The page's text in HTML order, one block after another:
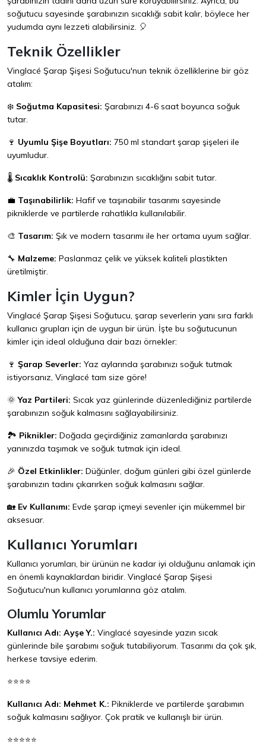
soğutucu sayesinde şarabınızın sıcaklığı sabit kalır, böylece her
yudumda aynı lezzeti alabilirsiniz. 🎈
Teknik Özellikler
Vinglacé Şarap Şişesi Soğutucu'nun teknik özelliklerine bir göz
atalım:
❄️ Soğutma Kapasitesi: Şarabınızı 4-6 saat boyunca soğuk
tutar.
🍷 Uyumlu Şişe Boyutları: 750 ml standart şarap şişeleri ile
uyumludur.
🌡️ Sıcaklık Kontrolü: Şarabınızın sıcaklığını sabit tutar.
💼 Taşınabilirlik: Hafif ve taşınabilir tasarımı sayesinde
pikniklerde ve partilerde rahatlıkla kullanılabilir.
🎨 Tasarım: Şık ve modern tasarımı ile her ortama uyum sağlar.
🔧 Malzeme: Paslanmaz çelik ve yüksek kaliteli plastikten
üretilmiştir.
Kimler İçin Uygun?
Vinglacé Şarap Şişesi Soğutucu, şarap severlerin yanı sıra farklı
kullanıcı grupları için de uygun bir ürün. İşte bu soğutucunun
kimler için ideal olduğuna dair bazı örnekler:
🍷 Şarap Severler: Yaz aylarında şarabınızı soğuk tutmak
istiyorsanız, Vinglacé tam size göre!
🌞Yaz Partileri: Sıcak yaz günlerinde düzenlediğiniz partilerde
şarabınızın soğuk kalmasını sağlayabilirsiniz.
🏞️ Piknikler: Doğada geçirdiğiniz zamanlarda şarabınızı
yanınızda taşımak ve soğuk tutmak için ideal.
🎉 Özel Etkinlikler: Düğünler, doğum günleri gibi özel günlerde
şarabınızın tadını çıkarırken soğuk kalmasını sağlar.
🏡 Ev Kullanımı: Evde şarap içmeyi sevenler için mükemmel bir
aksesuar.
Kullanıcı Yorumları
Kullanıcı yorumları, bir ürünün ne kadar iyi olduğunu anlamak için
en önemli kaynaklardan biridir. Vinglacé Şarap Şişesi
Soğutucu'nun kullanıcı yorumlarına göz atalım.
Olumlu Yorumlar
Kullanıcı Adı: Ayşe Y.: Vinglacé sayesinde yazın sıcak
günlerinde bile şarabımı soğuk tutabiliyorum. Tasarımı da çok şık,
herkese tavsiye ederim.
⭐⭐⭐⭐
Kullanıcı Adı: Mehmet K.: Pikniklerde ve partilerde şarabımın
soğuk kalmasını sağlıyor. Çok pratik ve kullanışlı bir ürün.
⭐⭐⭐⭐⭐